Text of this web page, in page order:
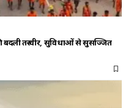
बदली तस्वीर, सुविधाओं से सुसज्जित